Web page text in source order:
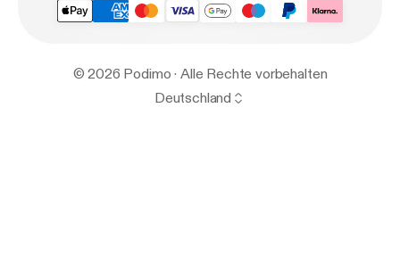
© 2026 Podimo · Alle Rechte vorbehalten
Deutschland